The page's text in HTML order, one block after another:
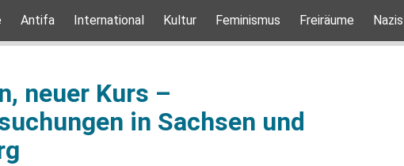
Antifa International Kultur Feminismus Freiräume Nazis
neuer Kurs –
in Sachsen und